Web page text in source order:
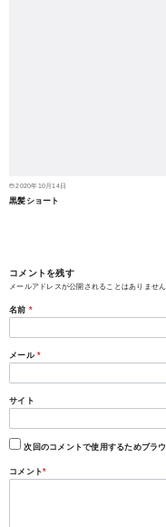
2020年10月14日
黒髪ショート
コメントを残す
メールアドレスが公開されることはありません
名前 *
メール *
サイト
次回のコメントで使用するためブラ
コメント*